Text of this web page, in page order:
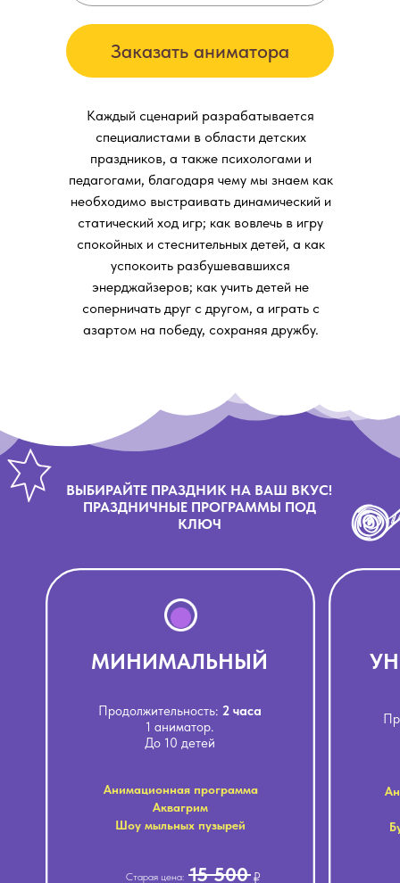
Заказать аниматора
Каждый сценарий разрабатывается
специалистами в области детских
праздников, а также психологами и
педагогами, благодаря чему мы знаем как
необходимо выстраивать динамический и
статический ход игр; как вовлечь в игру
спокойных и стеснительных детей, а как
успокоить разбушевавшихся
энерджайзеров; как учить детей не
соперничать друг с другом, а играть с
азартом на победу, сохраняя дружбу.
ВЫБИРАЙТЕ ПРАЗДНИК НА ВАШ ВКУС!
ПРАЗДНИЧНЫЕ ПРОГРАММЫ ПОД
КЛЮЧ
15 500 ₽
Старая цена:
Продолжительность: 2 часа
1 аниматор.
До 10 детей
Анимационная программа
Аквагрим
Шоу мыльных пузырей
МИНИМАЛЬНЫЙ